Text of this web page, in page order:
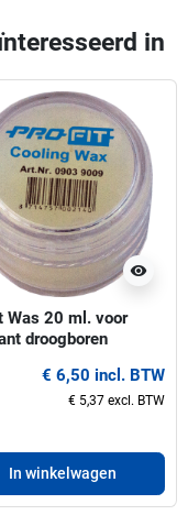
in
visibility
Was 20 ml. voor
droogboren
€ 6,50 incl. BTW
€ 5,37 excl. BTW
In winkelwagen